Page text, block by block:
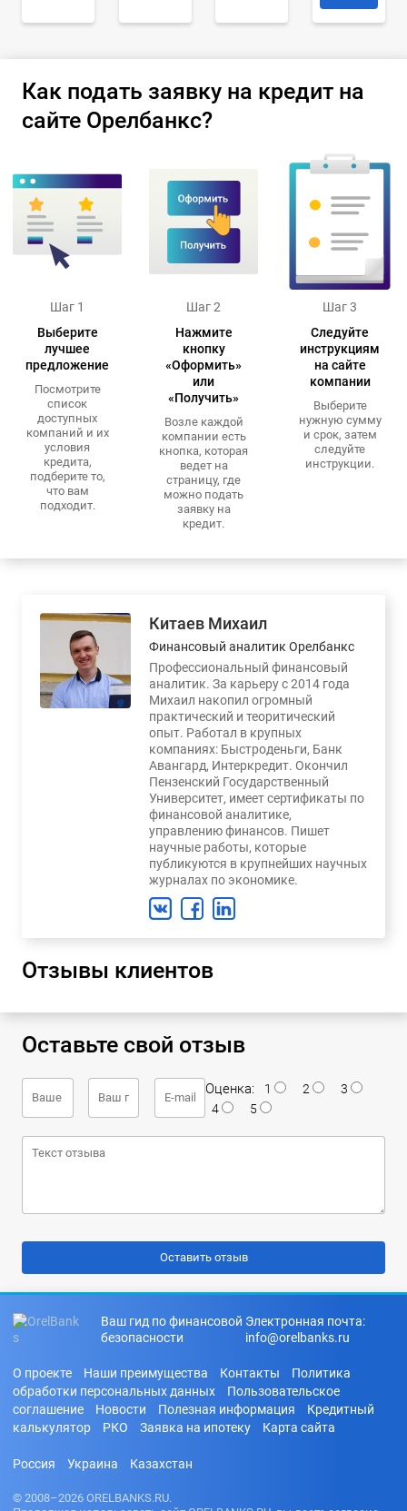
Как подать заявку на кредит на
сайте Орелбанкс?
Шаг 1
Выберите
лучшее
предложение
Посмотрите
список
доступных
компаний и их
условия
кредита,
подберите то,
что вам
подходит.
Шаг 2
Нажмите
кнопку
«Оформить»
или
«Получить»
Возле каждой
компании есть
кнопка, которая
ведет на
страницу, где
можно подать
заявку на
кредит.
Шаг 3
Следуйте
инструкциям
на сайте
компании
Выберите
нужную сумму
и срок, затем
следуйте
инструкции.
Китаев Михаил
Финансовый аналитик Орелбанкс
Профессиональный финансовый
аналитик. За карьеру с 2014 года
Михаил накопил огромный
практический и теоритический
опыт. Работал в крупных
компаниях: Быстроденьги, Банк
Авангард, Интеркредит. Окончил
Пензенский Государственный
Университет, имеет сертификаты по
финансовой аналитике,
управлению финансов. Пишет
научные работы, которые
публикуются в крупнейших научных
журналах по экономике.
Отзывы клиентов
Оставьте свой отзыв
Оценка: 1 2
3
4
5
Ваш гид по финансовой
безопасности
Электронная почта:
info@orelbanks.ru
О проекте Наши преимущества Контакты
Политика
обработки персональных данных
Пользовательское
соглашение
Новости Полезная информация
Кредитный
калькулятор
РКО Заявка на ипотеку Карта сайта
Россия Украина Казахстан
© 2008–2026 ORELBANKS.RU.